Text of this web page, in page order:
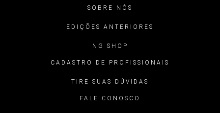
SOBRE NÓS
EDIÇÕES ANTERIORES
NG SHOP
CADASTRO DE PROFISSIONAIS
TIRE SUAS DÚVIDAS
FALE CONOSCO